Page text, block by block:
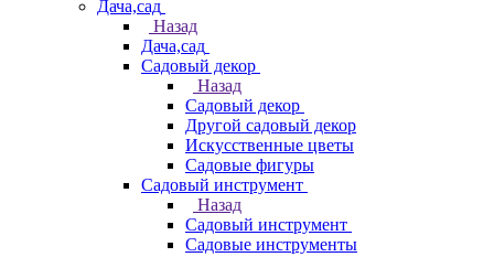
Дача,сад
Назад
Дача,сад
Садовый декор
Назад
Садовый декор
Другой садовый декор
Искусственные цветы
Садовые фигуры
Садовый инструмент
Назад
Садовый инструмент
Садовые инструменты